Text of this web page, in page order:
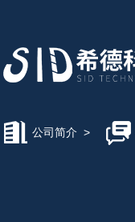
公司简介 >